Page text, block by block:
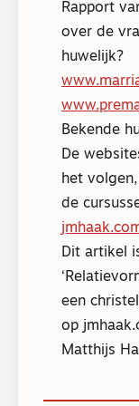
Rapport
over de
huwelijk?
Bekende
De
het
de
Dit artikel
een
op
Matthijs